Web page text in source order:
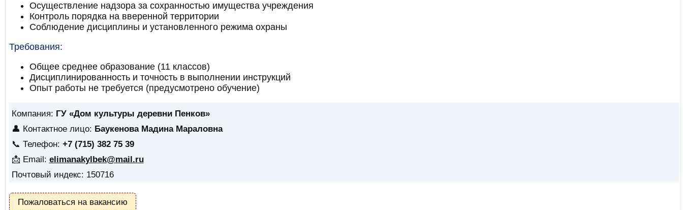
Осуществление надзора за сохранностью имущества учреждения
Контроль порядка на вверенной территории
Соблюдение дисциплины и установленного режима охраны
Требования:
Общее среднее образование (11 классов)
Дисциплинированность и точность в выполнении инструкций
Опыт работы не требуется (предусмотрено обучение)
Компания: ГУ «Дом культуры деревни Пенков»
👤 Контактное лицо: Баукенова Мадина Мараловна
📞 Телефон: +7 (715) 382 75 39
📩 Email: elimanakylbek@mail.ru
Почтовый индекс: 150716
Пожаловаться на вакансию